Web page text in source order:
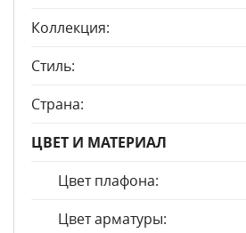
Коллекция:
Стиль:
Страна:
ЦВЕТ И МАТЕРИАЛ
Цвет плафона:
Цвет арматуры: